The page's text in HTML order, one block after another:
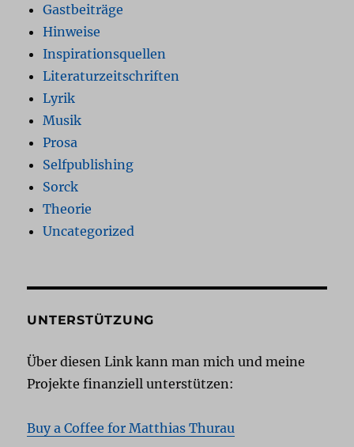
Gastbeiträge
Hinweise
Inspirationsquellen
Literaturzeitschriften
Lyrik
Musik
Prosa
Selfpublishing
Sorck
Theorie
Uncategorized
UNTERSTÜTZUNG
Über diesen Link kann man mich und meine
Projekte finanziell unterstützen:
Buy a Coffee for Matthias Thurau